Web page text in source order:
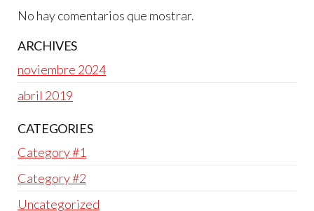
No hay comentarios que mostrar.
ARCHIVES
noviembre 2024
abril 2019
CATEGORIES
Category #1
Category #2
Uncategorized